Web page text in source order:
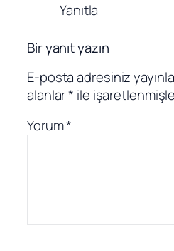
Yanıtla
Bir yanıt yazın
E-posta adresiniz
alanlar* ile
Yorum*